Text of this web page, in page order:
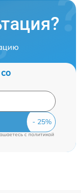
cполитикой